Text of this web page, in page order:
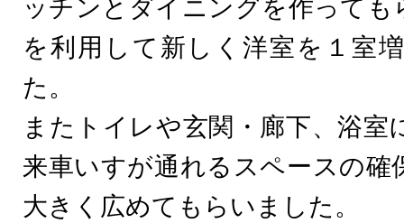
ッチンとダイニングを作っても
を利用して新しく洋室を１室
た。
またトイレや玄関・廊下、浴室
来車いすが通れるスペースの確
大きく広めてもらいました。